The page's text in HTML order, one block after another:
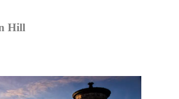
Hill